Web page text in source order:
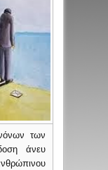
των
άνευ